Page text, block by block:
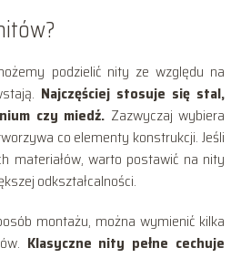
podzielić nity ze względu na
Najczęściej stosuje się stal,
czy miedź. Zazwyczaj wybiera
co elementy konstrukcji. Jeśli
materiałów, warto postawić na nity
odkształcalności.
montażu, można wymienić kilka
Klasyczne nity pełne cechuje